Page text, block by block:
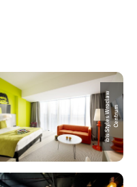
i
bi
s
S
t
y
l
e
s
W
r
o
c
l
a
w
C
e
n
t
r
um